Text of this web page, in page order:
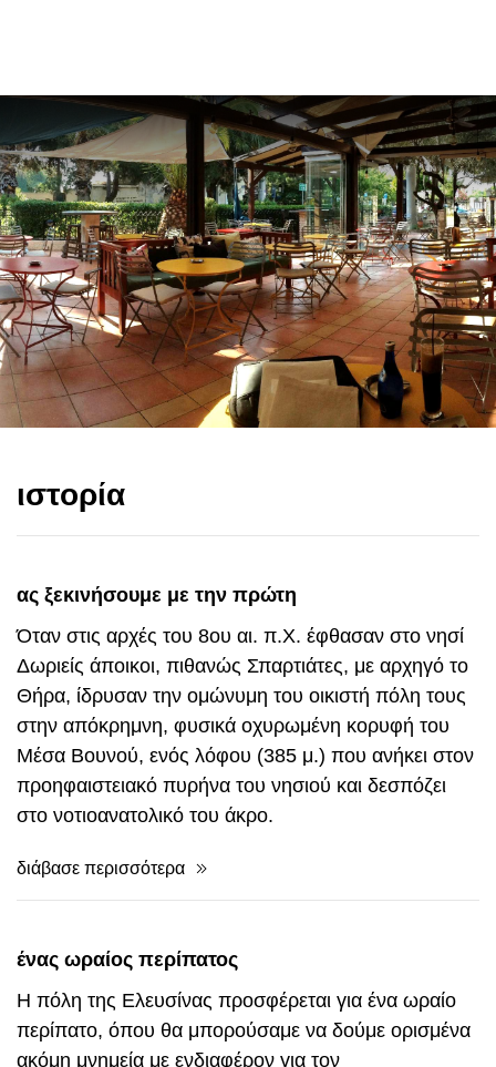
ιστορία
ας ξεκινήσουμε με την πρώτη
Όταν στις αρχές του 8ου αι. π.Χ. έφθασαν στο νησί
Θήρα, ίδρυσαν την ομώνυμη του οικιστή πόλη τους
στην απόκρημνη, φυσικά οχυρωμένη κορυφή του
Μέσα Βουνού, ενός λόφου (385 μ.) που ανήκει στον
προηφαιστειακό πυρήνα του νησιού και δεσπόζει
στο νοτιοανατολικό του άκρο.
διάβασε περισσότερα
ένας ωραίος περίπατος
Η πόλη της Ελευσίνας προσφέρεται για ένα ωραίο
ακόμη μνημεία με ενδιαφέρον για τον
επισκέπτη, όπως το μεγάλο συγκρότημα θερμών
στην πλατεία του Αγίου Γεωργίου, τα ρωμαϊκά
λουτρά στο λιμάνι, τα λείψανα του Ρωμαϊκού